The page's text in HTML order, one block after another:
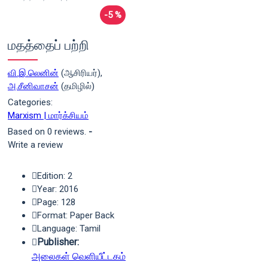
-5 %
மதத்தைப் பற்றி
வி.இ.லெனின் (ஆசிரியர்),
அ.சீனிவாசன் (தமிழில்)
Categories:
Marxism | மார்க்சியம்
Based on 0 reviews. -
Write a review
Edition: 2
Year: 2016
Page: 128
Format: Paper Back
Language: Tamil
Publisher:
அலைகள் வெளியீட்டகம்